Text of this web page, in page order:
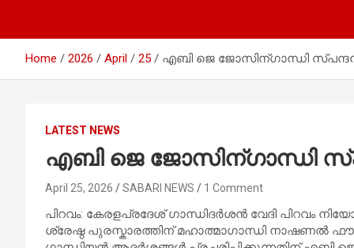
Home 2026 April 25 എബി ജെ ജോസിന്ഗാന്ധി
LATEST NEWS
എബി ജെ ജോസിന്ഗാന്ധി
April 25, 2026 SABARI NEWS 1 Comment
പിറവം: കേരളപ്രദേശ് ഗാന്ധിദർശൻ വേദി പിറവം
ശ്രേഷ്ഠ പുരസ്കാരത്തിന് മഹാത്മാഗാന്ധി നാഷണൽ